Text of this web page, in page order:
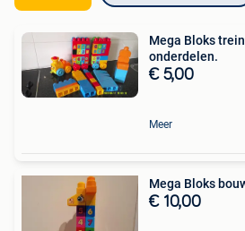
Mega Bloks
onderdelen.
€ 5,00
Meer
Mega Bloks
€ 10,00